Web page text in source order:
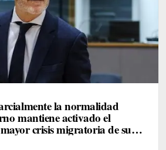
la normalidad
mantiene activado el
crisis migratoria de su